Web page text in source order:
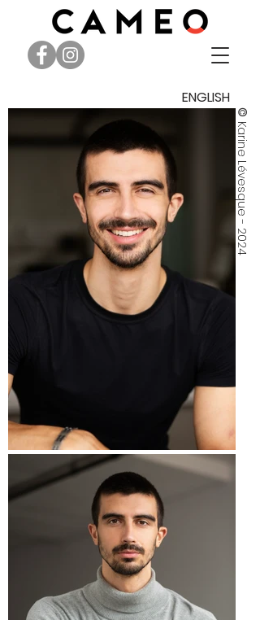
ENGLISH
©
Karine Lévesque - 2024